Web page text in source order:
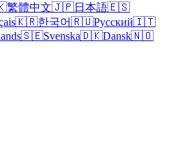
繁體中文🇯🇵日本語🇪🇸
🇰🇷한국어🇷🇺Русский🇮🇹
🇸🇪Svenska🇩🇰Dansk🇳🇴